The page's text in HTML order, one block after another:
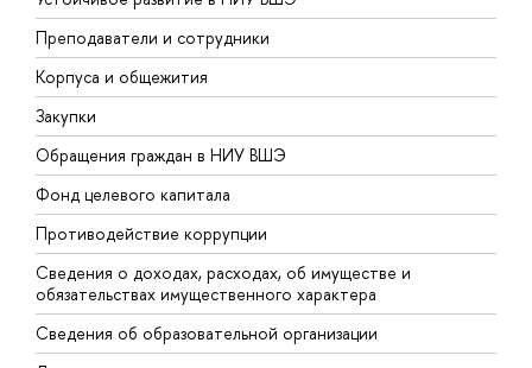
Преподаватели и сотрудники
Корпуса и общежития
Закупки
Обращения граждан в НИУ ВШЭ
Фонд целевого капитала
Противодействие коррупции
Сведения о доходах, расходах, об имуществе и
обязательствах имущественного характера
Сведения об образовательной организации